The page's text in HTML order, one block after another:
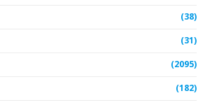
(38)
(31)
(2095)
(182)